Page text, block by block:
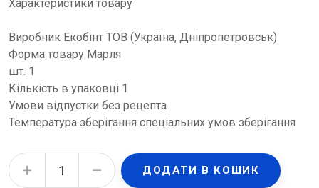
Характеристики товару
Виробник Екобінт ТОВ (Україна, Дніпропетровськ)
Форма товару Марля
шт. 1
Кількість в упаковці 1
Умови відпустки без рецепта
Температура зберігання спеціальних умов зберігання
Відріз марлевий нестерильний медичний, 5 м х 90 см quantity
ДОДАТИ В КОШИК